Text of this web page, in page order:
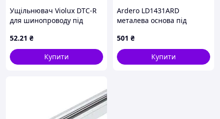
Ущільнювач Violux DTC-R
для шинопроводу під
ПВХ
52.21 ₴
Купити
Ardero LD1431ARD
металева основа під
8A817752KX
501 ₴
Купити